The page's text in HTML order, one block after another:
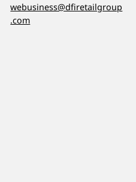
webusiness@dfiretailgroup
.com